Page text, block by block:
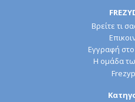
Βρείτε τι
Εγγραφή
Η ομάδα